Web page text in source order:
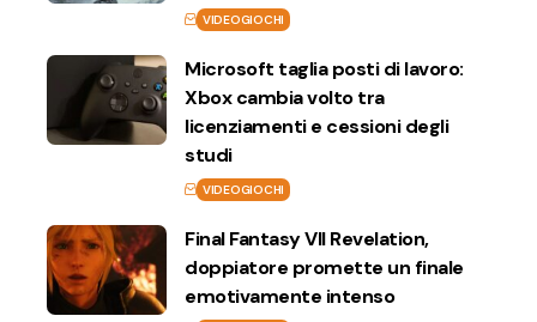
VIDEOGIOCHI
Microsoft taglia posti di lavoro:
Xbox cambia volto tra
licenziamenti e cessioni degli
studi
VIDEOGIOCHI
Final Fantasy VII Revelation,
doppiatore promette un finale
emotivamente intenso